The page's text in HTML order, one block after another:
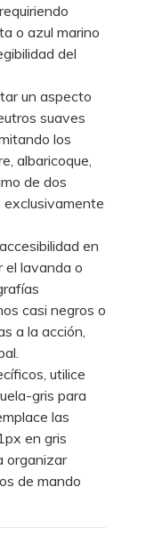
o azul marino
del
un aspecto
suaves
los
albaricoque,
de dos
exclusivamente
en
el lavanda o
casi negros o
a la acción,
utilice
gris para
las
en gris
organizar
de mando